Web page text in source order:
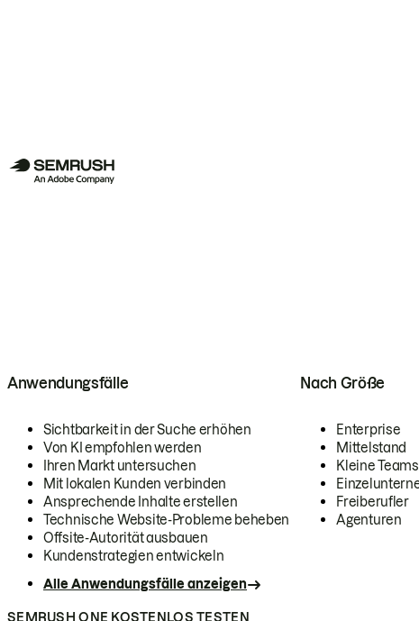
Anwendungsfälle
Sichtbarkeit in der Suche erhöhen
Von KI empfohlen werden
Ihren Markt untersuchen
Mit lokalen Kunden verbinden
Ansprechende Inhalte erstellen
Technische Website-Probleme beheben
Offsite-Autorität ausbauen
Kundenstrategien entwickeln
Alle Anwendungsfälle anzeigen
Nach Größe
Enterprise
Mittelstand
Kleine Teams
Freiberufler
Agenturen
SEMRUSH ONE KOSTENLOS TESTEN